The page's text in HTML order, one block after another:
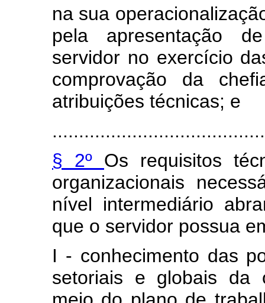
na sua
pela apresentação
servidor no exercício
comprovação da
atribuições técnicas; e
§ 2º Os requisitos
organizacionais
nível intermediário
que o servidor possua
I - conhecimento das
setoriais e globais da